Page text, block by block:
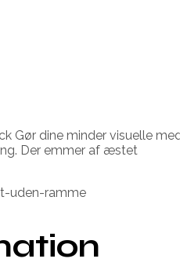
Gør dine minder visuelle
Der emmer af æstet
uden-ramme